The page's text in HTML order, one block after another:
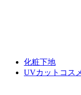
化粧下地
UVカットコス